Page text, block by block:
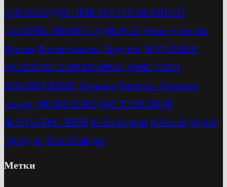
АЛЕКСАНДРА НЕВСКОГО В ВОЕННОЙ
ГАЛЕРЕЕ ЗИМНЕГО ДВОРЦА Урок мужества
Фильм Фоторепортаж Ходулин ХОДУЛИНА
ВАЛЕРИЯ ГЕОРГИЕВИЧА ХРИСТОВО
ВОСКРЕСЕНИЕ Чириков Чириков. Хроника
жизни ЭНЦИКЛОПЕДИЯ ТУЛЬСКОЙ
ЖУРНАЛИСТИКИ Ю.Н.Озерова Юбилей Юрий
Цкипури Яков Шафран
Метки